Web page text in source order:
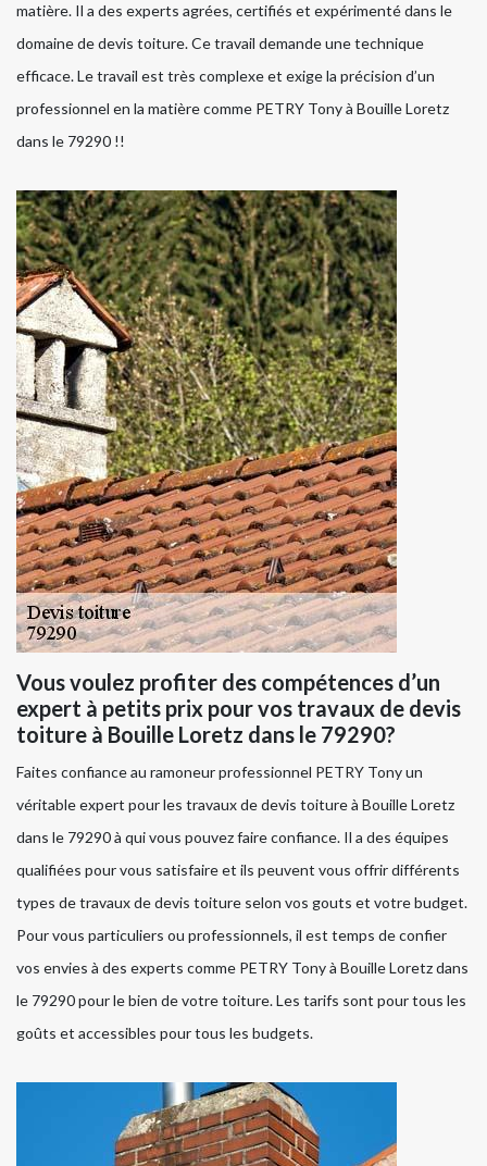
matière. Il a des experts agrées, certifiés et expérimenté dans le
domaine de devis toiture. Ce travail demande une technique
efficace. Le travail est très complexe et exige la précision d’un
professionnel en la matière comme PETRY Tony à Bouille Loretz
dans le 79290 !!
Vous voulez profiter des compétences d’un
expert à petits prix pour vos travaux de devis
toiture à Bouille Loretz dans le 79290?
Faites confiance au ramoneur professionnel PETRY Tony un
véritable expert pour les travaux de devis toiture à Bouille Loretz
dans le 79290 à qui vous pouvez faire confiance. Il a des équipes
qualifiées pour vous satisfaire et ils peuvent vous offrir différents
types de travaux de devis toiture selon vos gouts et votre budget.
Pour vous particuliers ou professionnels, il est temps de confier
vos envies à des experts comme PETRY Tony à Bouille Loretz dans
le 79290 pour le bien de votre toiture. Les tarifs sont pour tous les
goûts et accessibles pour tous les budgets.